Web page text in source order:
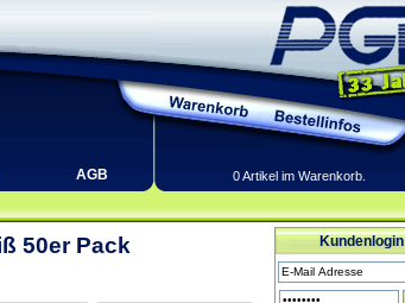
AGB 0 Artikel im Warenkorb.
50er Pack
Kundenlogin